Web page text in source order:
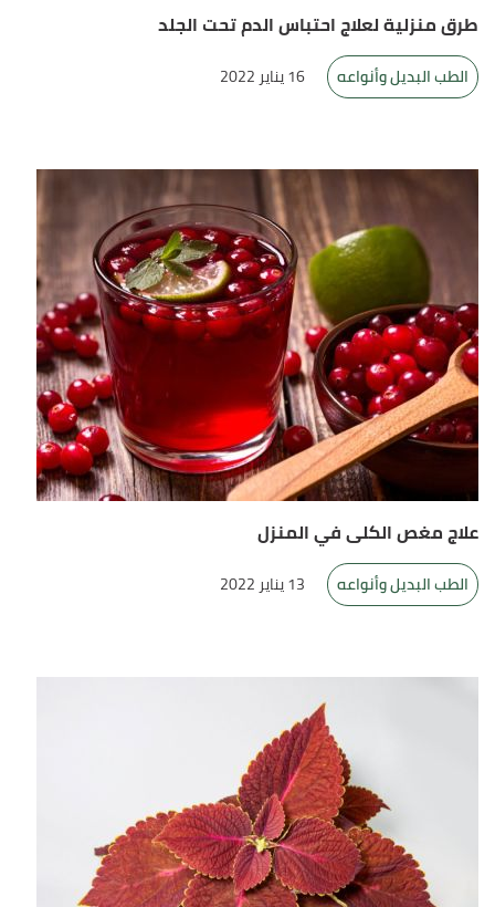
طرق منزلية لعلاج احتباس الدم تحت الجلد
الطب البديل وأنواعه 16 يناير 2022
علاج مغص الكلى في المنزل
الطب البديل وأنواعه 13 يناير 2022